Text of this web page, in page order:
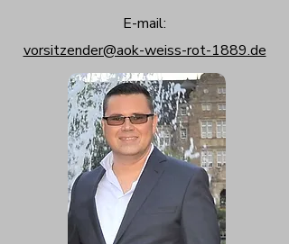
E-mail:
vorsitzender@aok-weiss-rot-1889.de